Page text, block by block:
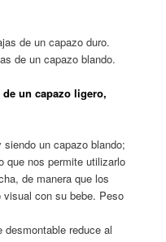
de un capazo duro.
de un capazo blando.
un capazo ligero,
un capazo blando;
que nos permite utilizarlo
de manera que los
con su bebe. Peso
reduce al